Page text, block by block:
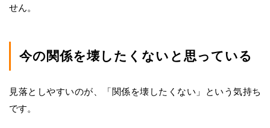
せん。
今の関係を壊したくないと思っている
見落としやすいのが、「関係を壊したくない」という気持ち
です。